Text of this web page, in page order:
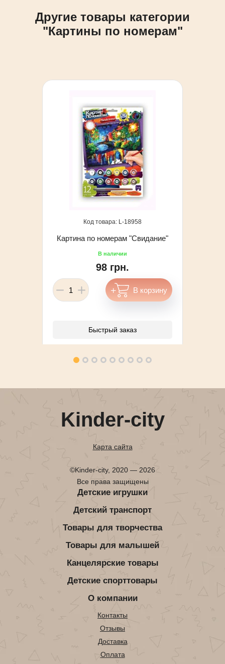
Другие товары категории
"Картины по номерам"
18958
Картина по номерам "Свидание"
98 грн.
Быстрый заказ
Kinder-city
Карта сайта
©Kinder-city, 2020 — 2026
Все права защищены
Детские игрушки
Детский транспорт
Товары для творчества
Товары для малышей
Канцелярские товары
Детские спорттовары
О компании
Контакты
Отзывы
Доставка
Оплата